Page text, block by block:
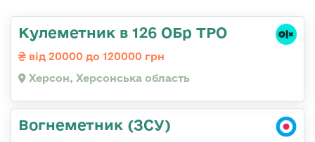
Кулеметник в 126 ОБр ТРО
від 20000 до 120000 грн
Херсон, Херсонська область
Вогнеметник (ЗСУ)